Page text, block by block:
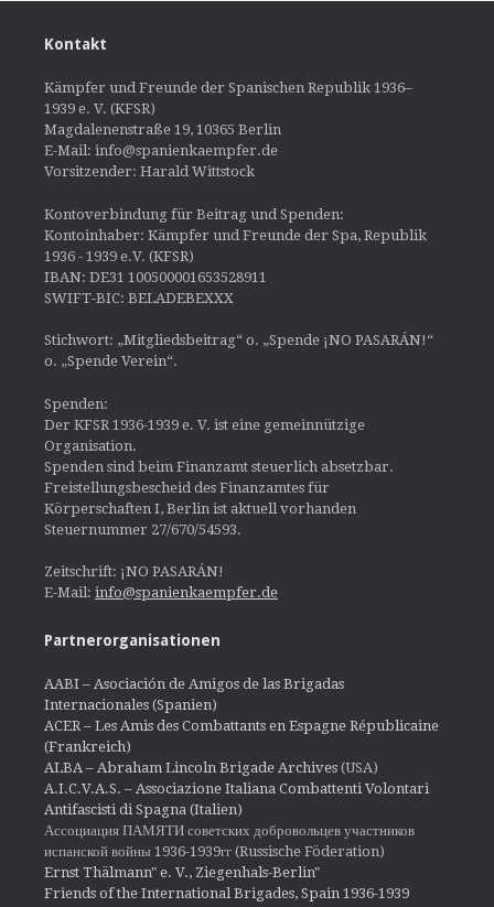
Kontakt
Kämpfer und Freunde der Spanischen Republik 1936–
1939 e. V. (KFSR)
Magdalenenstraße 19, 10365 Berlin
E-Mail: info@spanienkaempfer.de
Vorsitzender: Harald Wittstock
Kontoverbindung für Beitrag und Spenden:
Kontoinhaber: Kämpfer und Freunde der Spa, Republik
1936 - 1939 e.V. (KFSR)
IBAN: DE31 100500001653528911
SWIFT-BIC: BELADEBEXXX
Stichwort: „Mitgliedsbeitrag“ o. „Spende ¡NO PASARÁN!“
o. „Spende Verein“.
Spenden:
Der KFSR 1936-1939 e. V. ist eine gemeinnützige
Organisation.
Spenden sind beim Finanzamt steuerlich absetzbar.
Freistellungsbescheid des Finanzamtes für
Körperschaften I, Berlin ist aktuell vorhanden
Steuernummer 27/670/54593.
Zeitschrift: ¡NO PASARÁN!
E-Mail: info@spanienkaempfer.de
Partnerorganisationen
AABI – Asociación de Amigos de las Brigadas
Internacionales (Spanien)
ACER – Les Amis des Combattants en Espagne Républicaine
(Frankreich)
ALBA – Abraham Lincoln Brigade Archives (USA)
A.I.C.V.A.S. – Associazione Italiana Combattenti Volontari
Antifascisti di Spagna (Italien)
Ассоциация ПАМЯТИ советских добровольцев участников
испанской войны 1936-1939гг (Russische Föderation)
Ernst Thälmann" e. V., Ziegenhals-Berlin"
Friends of the International Brigades, Spain 1936-1939